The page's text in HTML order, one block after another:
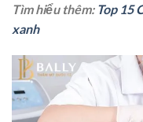
Tìm hiểu thêm: Top 15
xanh